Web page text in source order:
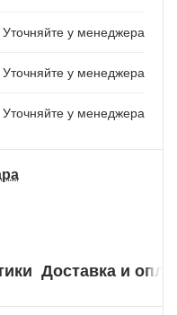
Уточняйте у менеджера
Уточняйте у менеджера
Уточняйте у менеджера
Доставка и